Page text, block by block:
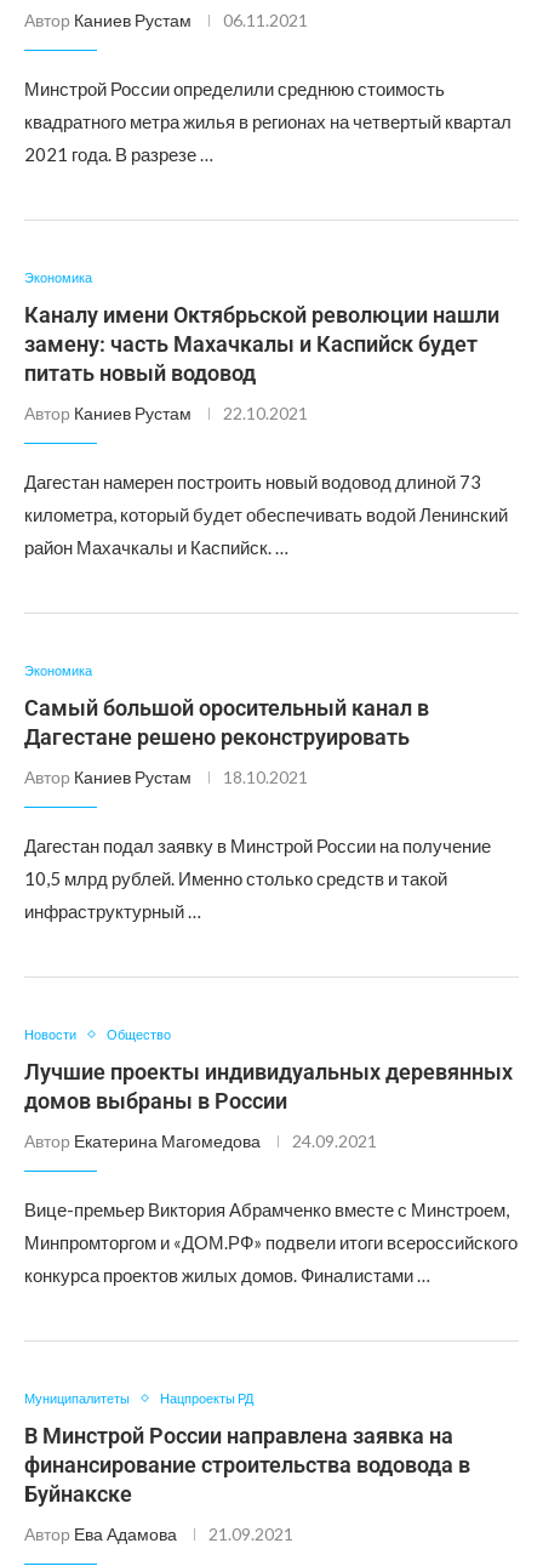
Автор Каниев Рустам 06.11.2021
Минстрой России определили среднюю стоимость
квадратного метра жилья в регионах на четвертый квартал
2021 года. В разрезе …
Экономика
Каналу имени Октябрьской революции нашли
замену: часть Махачкалы и Каспийск будет
питать новый водовод
Автор Каниев Рустам 22.10.2021
Дагестан намерен построить новый водовод длиной 73
километра, который будет обеспечивать водой Ленинский
район Махачкалы и Каспийск. …
Экономика
Самый большой оросительный канал в
Дагестане решено реконструировать
Автор Каниев Рустам 18.10.2021
Дагестан подал заявку в Минстрой России на получение
10,5 млрд рублей. Именно столько средств и такой
инфраструктурный …
Новости Общество
Лучшие проекты индивидуальных деревянных
домов выбраны в России
Автор Екатерина Магомедова 24.09.2021
Вице-премьер Виктория Абрамченко вместе с Минстроем,
Минпромторгом и «ДОМ.РФ» подвели итоги всероссийского
конкурса проектов жилых домов. Финалистами …
Муниципалитеты Нацпроекты РД
В Минстрой России направлена заявка на
финансирование строительства водовода в
Буйнакске
Автор Ева Адамова 21.09.2021